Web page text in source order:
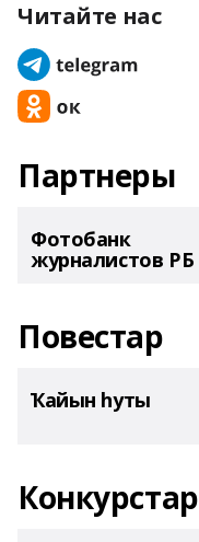
Читайте нас
Партнеры
Фотобанк
журналистов РБ
Повестар
Ҡайын һуты
Конкурстар